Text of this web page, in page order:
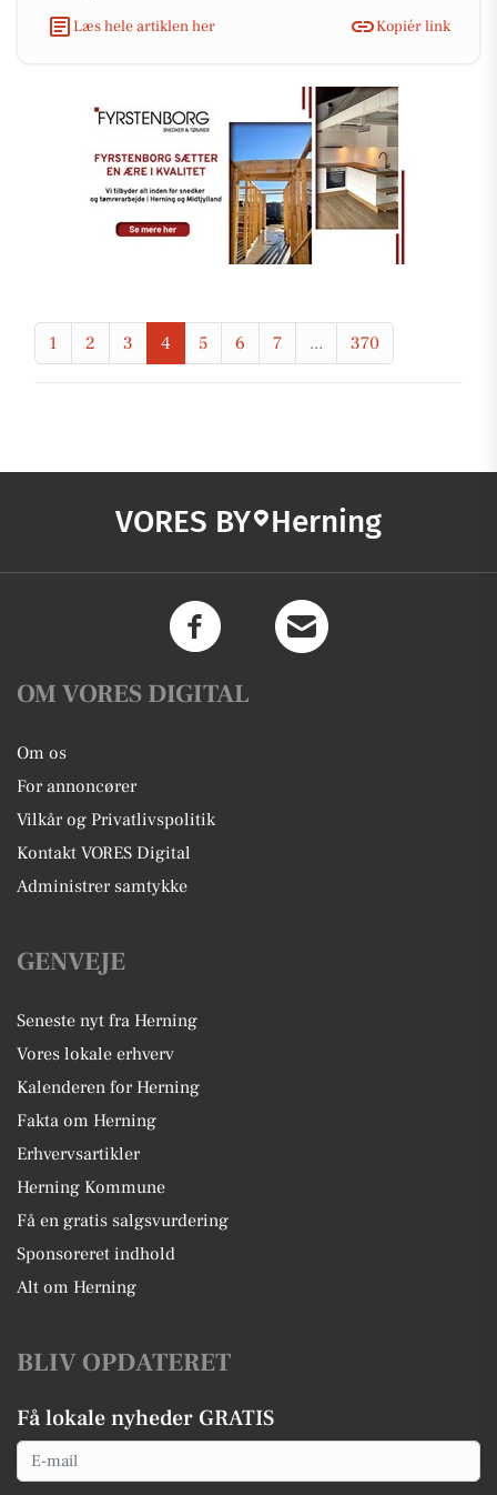
Læs hele artiklen her
Kopiér link
1 2 3 4 5 6 7 ... 370
VORES BY Herning
OM VORES DIGITAL
Om os
For annoncører
Vilkår og Privatlivspolitik
Kontakt VORES Digital
Administrer samtykke
GENVEJE
Seneste nyt fra Herning
Vores lokale erhverv
Kalenderen for Herning
Fakta om Herning
Erhvervsartikler
Herning Kommune
Få en gratis salgsvurdering
Sponsoreret indhold
Alt om Herning
BLIV OPDATERET
Få lokale nyheder GRATIS
Email